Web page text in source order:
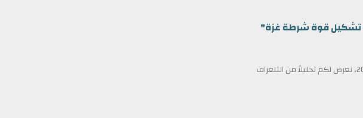
تشكيل قوة شرطة غزة"
في عناوين الصحف ليوم الأربعاء الثامن عشر من فبراير/شباط 2026، نعرض لكم تحليلاً من التلغراف